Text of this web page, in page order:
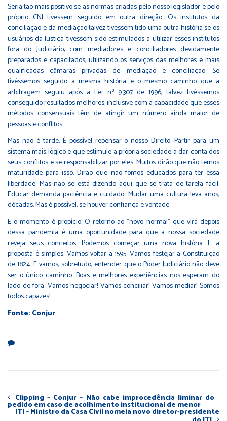
Seria tão mais positivo se as normas criadas pelo nosso legislador e pelo
próprio CNJ tivessem seguido em outra direção. Os institutos da
conciliação e da mediação talvez tivessem tido uma outra história se os
usuários da Justiça tivessem sido estimulados a utilizar esses institutos
fora do Judiciário, com mediadores e conciliadores devidamente
preparados e capacitados, utilizando os serviços das melhores e mais
qualificadas câmaras privadas de mediação e conciliação. Se
tivéssemos seguido a mesma história e o mesmo caminho que a
arbitragem seguiu após a Lei nº 9.307 de 1996, talvez tivéssemos
conseguido resultados melhores, inclusive com a capacidade que esses
métodos consensuais têm de atingir um número ainda maior de
pessoas e conflitos.
Mas não é tarde. É possível repensar o nosso Direito. Partir para um
sistema mais lógico e que estimule a própria sociedade a dar conta dos
seus conflitos e se responsabilizar por eles. Muitos dirão que não temos
maturidade para isso. Dirão que não fomos educados para ter essa
liberdade. Mas não se está dizendo aqui que se trata de tarefa fácil.
Educar demanda paciência e cuidado. Mudar uma cultura leva anos,
décadas. Mas é possível, se houver confiança e vontade.
E o momento é propício. O retorno ao "novo normal" que virá depois
dessa pandemia é uma oportunidade para que a nossa sociedade
reveja seus conceitos. Podemos começar uma nova história. E a
proposta é simples. Vamos voltar a 1595. Vamos festejar a Constituição
de 1824. E vamos, sobretudo, entender que o Poder Judiciário não deve
ser o único caminho. Boas e melhores experiências nos esperam do
lado de fora. Vamos negociar! Vamos conciliar! Vamos mediar! Somos
todos capazes!
Fonte: Conjur
Clipping – Conjur – Não cabe improcedência liminar do
pedido em caso de acolhimento institucional de menor
ITI – Ministro da Casa Civil nomeia novo diretor-presidente